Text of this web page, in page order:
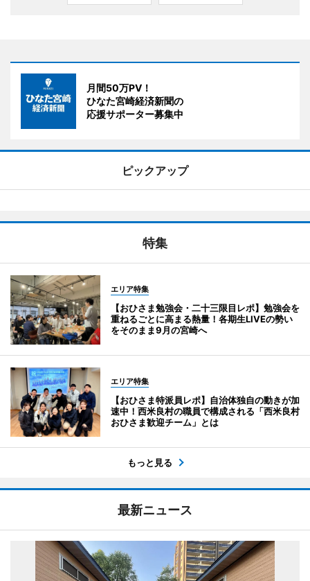
月間50万PV！
ひなた宮崎経済新聞の
応援サポーター募集中
ピックアップ
特集
エリア特集
【おひさま勉強会・二十三限目レポ】勉強会を
重ねるごとに高まる熱量！各期生LIVEの勢い
をそのまま9月の宮崎へ
エリア特集
【おひさま特派員レポ】自治体独自の動きが加
速中！西米良村の職員で構成される「西米良村
おひさま歓迎チーム」とは
もっと見る
最新ニュース